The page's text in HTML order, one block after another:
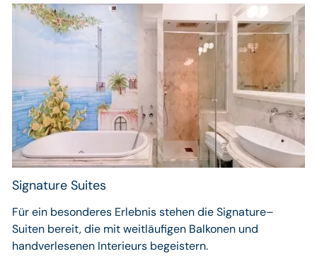
Signature Suites
Für ein besonderes Erlebnis stehen die Signature–
Suiten bereit, die mit weitläufigen Balkonen und
handverlesenen Interieurs begeistern.